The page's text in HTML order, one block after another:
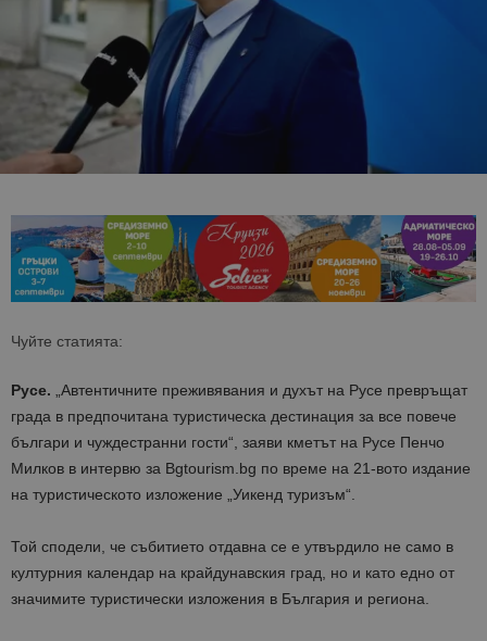
Чуйте статията:
Русе. „Автентичните преживявания и духът на Русе превръщат
града в предпочитана туристическа дестинация за все повече
българи и чуждестранни гости“, заяви кметът на Русе Пенчо
Милков в интервю за Bgtourism.bg по време на 21-вото издание
на туристическото изложение „Уикенд туризъм“.
Той сподели, че събитието отдавна се е утвърдило не само в
културния календар на крайдунавския град, но и като едно от
значимите туристически изложения в България и региона.